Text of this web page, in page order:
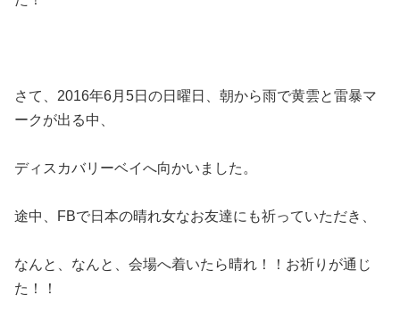
さて、2016年6月5日の日曜日、朝から雨で黄雲と雷暴マ
ークが出る中、
ディスカバリーベイへ向かいました。
途中、FBで日本の晴れ女なお友達にも祈っていただき、
なんと、なんと、会場へ着いたら晴れ！！お祈りが通じ
た！！